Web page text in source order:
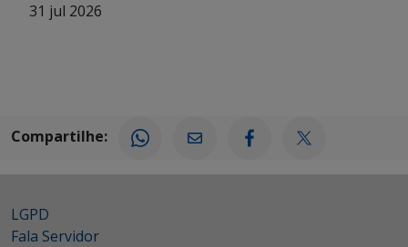
31 jul 2026
Compartilhe:
LGPD
Fala Servidor